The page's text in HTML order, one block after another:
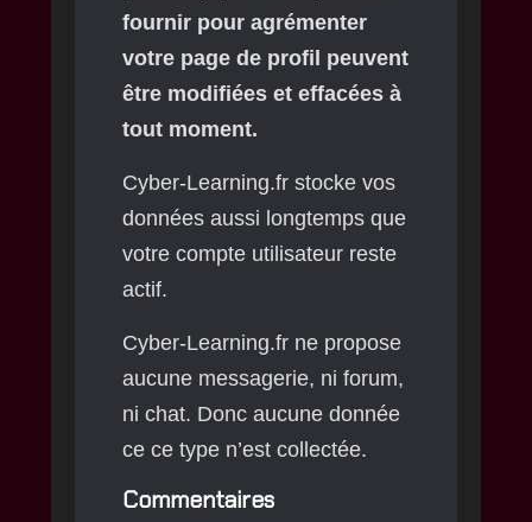
fournir pour agrémenter
votre page de profil peuvent
être modifiées et effacées à
tout moment.
Cyber-Learning.fr stocke vos
données aussi longtemps que
votre compte utilisateur reste
actif.
Cyber-Learning.fr ne propose
aucune messagerie, ni forum,
ni chat. Donc aucune donnée
ce ce type n’est collectée.
Commentaires